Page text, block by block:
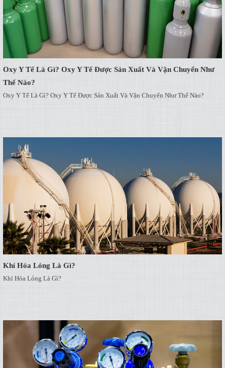
Oxy Y Tế Là Gì? Oxy Y Tế Được Sản Xuất Và Vận Chuyển Như
Thế Nào?
Oxy Y Tế Là Gì? Oxy Y Tế Được Sản Xuất Và Vận Chuyển Như Thế Nào?
Khí Hóa Lỏng Là Gì?
Khí Hóa Lỏng Là Gì?